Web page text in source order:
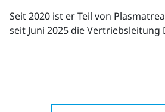
Seit 2020 ist er Teil von
seit Juni 2025 die Vertriebsleitung